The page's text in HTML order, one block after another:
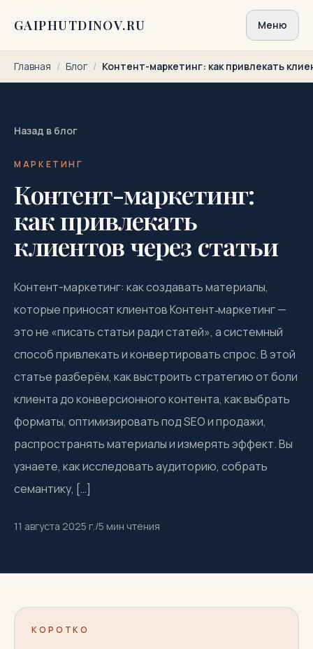
GAIPHUTDINOV.RU Меню
Главная / Блог / Контент-маркетинг: как привлекать
Назад в блог
МАРКЕТИНГ
Контент-маркетинг:
как привлекать
клиентов через статьи
Контент-маркетинг: как создавать материалы,
которые приносят клиентов Контент‑маркетинг —
это не «писать статьи ради статей», а системный
способ привлекать и конвертировать спрос. В этой
статье разберём, как выстроить стратегию от боли
клиента до конверсионного контента, как выбрать
форматы, оптимизировать под SEO и продажи,
распространять материалы и измерять эффект. Вы
узнаете, как исследовать аудиторию, собрать
семантику, […]
11 августа 2025 г./5 мин чтения
КОРОТКО